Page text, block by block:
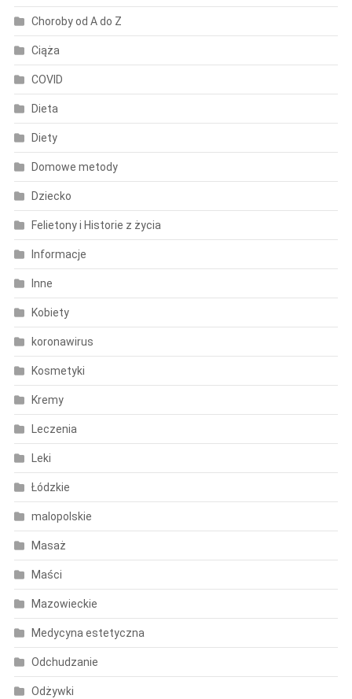
Choroby od A do Z
Ciąża
COVID
Dieta
Diety
Domowe metody
Dziecko
Felietony i Historie z życia
Informacje
Inne
Kobiety
koronawirus
Kosmetyki
Kremy
Leczenia
Leki
Łódzkie
malopolskie
Masaż
Maści
Mazowieckie
Medycyna estetyczna
Odchudzanie
Odżywki